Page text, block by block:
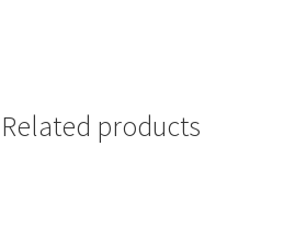
Related products